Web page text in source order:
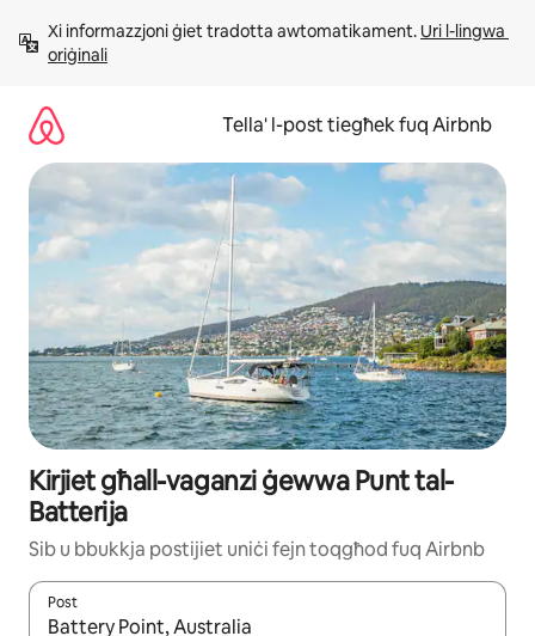
għall-
kontenut
Xi informazzjoni ġiet tradotta awtomatikament. Uri l-lingwa
oriġinali
Tella' l-post tiegħek fuq Airbnb
Kirjiet għall-vaganzi ġewwa Punt tal-
Batterija
Sib u bbukkja postijiet uniċi fejn toqgħod fuq Airbnb
Post
Meta r-riżultati jkunu disponibbli, tista' tmur minn riżultat